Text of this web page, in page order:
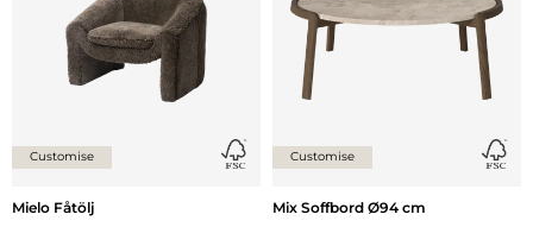
Customise
Mielo Fåtölj
Customise
Mix Soffbord Ø94 cm